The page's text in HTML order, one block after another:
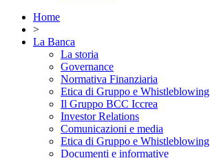
Home
>
La Banca
La storia
Governance
Normativa Finanziaria
Etica di Gruppo e Whistleblowing
Il Gruppo BCC Iccrea
Investor Relations
Comunicazioni e media
Etica di Gruppo e Whistleblowing
Documenti e informative